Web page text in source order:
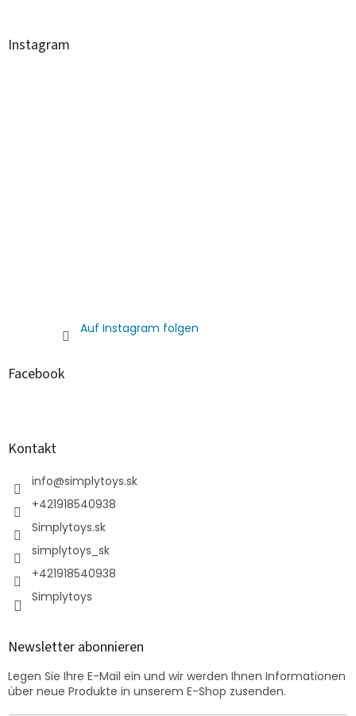
Instagram
Auf Instagram folgen
Facebook
Kontakt
info@simplytoys.sk
+421918540938
Simplytoys.sk
simplytoys_sk
+421918540938
Simplytoys
Newsletter abonnieren
Legen Sie Ihre E-Mail ein und wir werden Ihnen Informationen
über neue Produkte in unserem E-Shop zusenden.